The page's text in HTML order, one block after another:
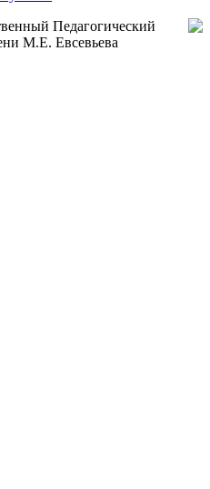
Педагогический
М.Е. Евсевьева